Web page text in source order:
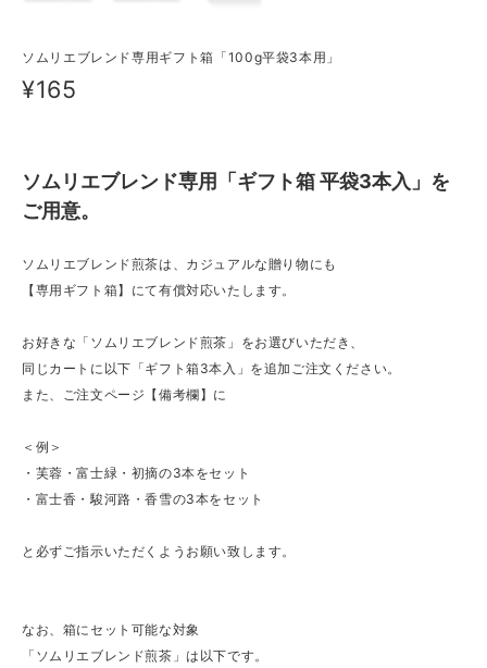
ソムリエブレンド専用ギフト箱「100g平袋3本用」
¥165
ソムリエブレンド専用「ギフト箱 平袋3本入」を
ご用意。
ソムリエブレンド煎茶は、カジュアルな贈り物にも
【専用ギフト箱】にて有償対応いたします。
お好きな「ソムリエブレンド煎茶」をお選びいただき、
同じカートに以下「ギフト箱3本入」を追加ご注文ください。
また、ご注文ページ【備考欄】に
＜例＞
・芙蓉・富士緑・初摘の3本をセット
・富士香・駿河路・香雪の3本をセット
と必ずご指示いただくようお願い致します。
なお、箱にセット可能な対象
「ソムリエブレンド煎茶」は以下です。